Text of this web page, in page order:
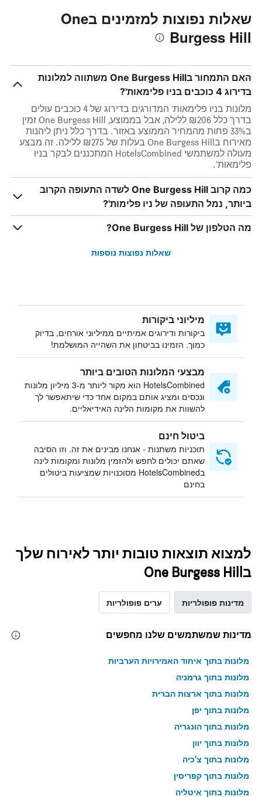
שאלות נפוצות למזמינים בOne
Burgess Hill
האם התמחור בOne Burgess Hill משתווה למלונות
בדירוג 4 כוכבים בניו פלימאות'?
מלונות בניו פלימאות' המדורגים בדירוג של 4 כוכבים עולים
בדרך כלל ₪206 ללילה, אבל בממוצע, One Burgess Hill זמין
ב33% פחות מהמחיר הממוצע באזור. בדרך כלל ניתן ליהנות
מאירוח בOne Burgess Hill בעלות של ₪275 ללילה. זה מבצע
מעולה למשתמשי HotelsCombined המתכננים לבקר בניו
פלימאות'.
כמה קרוב One Burgess Hill לשדה התעופה הקרוב
ביותר, נמל התעופה של ניו פלימות'?
מה הטלפון של One Burgess Hill?
שאלות נפוצות נוספות
מיליוני ביקורות
ביקורות ודירוגים אמיתיים ממיליוני אורחים, בדיוק
כמוך. הזמינו בביטחון את השהייה המושלמת!
מבצעי המלונות הטובים ביותר
HotelsCombined הוא מקור ליותר מ-3 מיליון מלונות
ונכסים ומציג אותם במקום אחד כדי שיתאפשר לך
להשוות את מקומות הלינה האידיאליים.
ביטול חינם
תוכניות משתנות - אנחנו מבינים את זה. וזו הסיבה
שאתם יכולים לחפש ולהזמין מלונות ומקומות לינה
בHotelsCombined מסוכנויות שמציעות ביטולים
בחינם
למצוא תוצאות טובות יותר לאירוח שלך
בOne Burgess Hill
מדינות פופולריות ערים פופולריות
מדינות שמשתמשים שלנו מחפשים
מלונות בתוך איחוד האמירויות הערביות
מלונות בתוך גרמניה
מלונות בתוך ארצות הברית
מלונות בתוך יפן
מלונות בתוך הונגריה
מלונות בתוך יוון
מלונות בתוך צ'כיה
מלונות בתוך קפריסין
מלונות בתוך איטליה